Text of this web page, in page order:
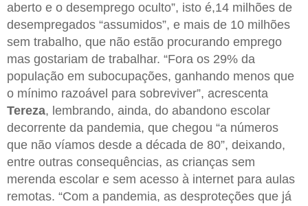
aberto e o desemprego oculto”, isto é,14 milhões de
desempregados “assumidos”, e mais de 10 milhões
sem trabalho, que não estão procurando emprego
mas gostariam de trabalhar. “Fora os 29% da
população em subocupações, ganhando menos que
o mínimo razoável para sobreviver”, acrescenta
Tereza, lembrando, ainda, do abandono escolar
decorrente da pandemia, que chegou “a números
que não víamos desde a década de 80”, deixando,
entre outras consequências, as crianças sem
merenda escolar e sem acesso à internet para aulas
remotas. “Com a pandemia, as desproteções que já